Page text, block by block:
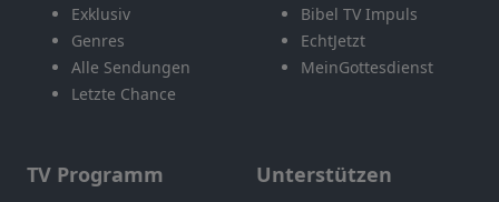
Exklusiv
Genres
Alle Sendungen
Letzte Chance
Bibel TV Impuls
EchtJetzt
MeinGottesdienst
TV Programm Unterstützen